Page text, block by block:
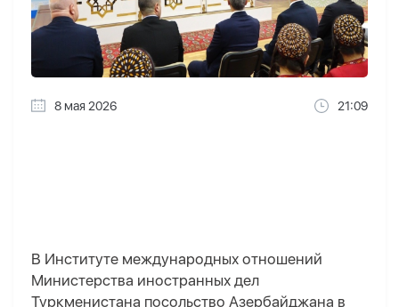
8 мая 2026 21:09
В Институте международных отношений
Министерства иностранных дел
Туркменистана посольство Азербайджана в